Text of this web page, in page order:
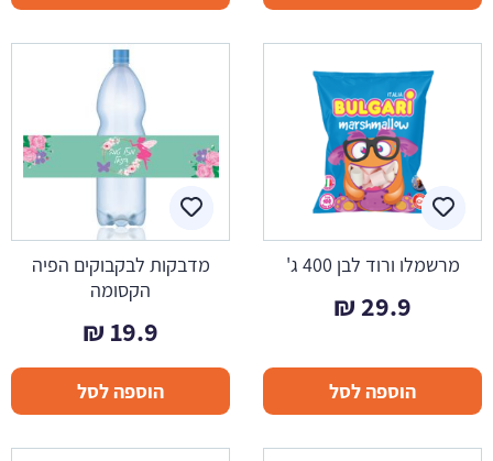
מרשמלו ורוד לבן 400 ג'
29.9
₪
הוספה לסל
מדבקות לבקבוקים הפיה
הקסומה
19.9
₪
הוספה לסל